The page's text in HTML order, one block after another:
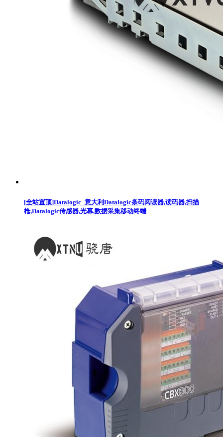
[全站置顶]Datalogic_意大利Datalogic条码阅读器,读码器,扫描
枪,Datalogic传感器,光幕,数据采集移动终端